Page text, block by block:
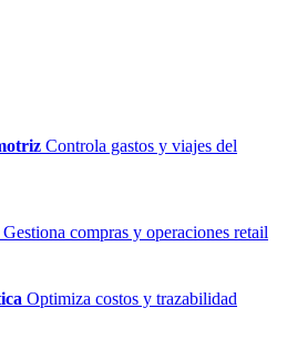
Controla gastos y viajes del
Gestiona compras y operaciones retail
Optimiza costos y trazabilidad